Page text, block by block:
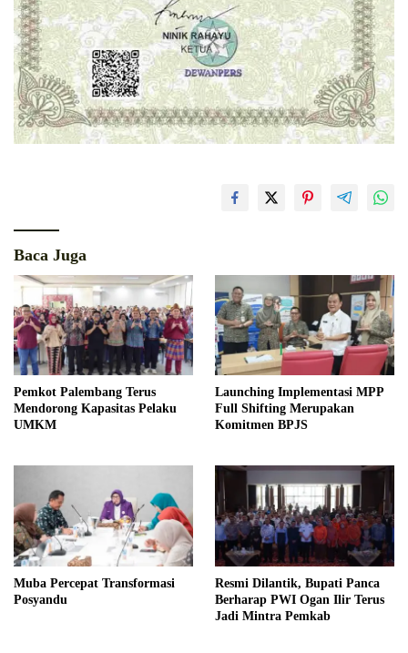
Baca Juga
Pemkot Palembang Terus
Mendorong Kapasitas Pelaku
UMKM
Launching Implementasi MPP
Full Shifting Merupakan
Komitmen BPJS
Muba Percepat Transformasi
Posyandu
Resmi Dilantik, Bupati Panca
Berharap PWI Ogan Ilir Terus
Jadi Mintra Pemkab